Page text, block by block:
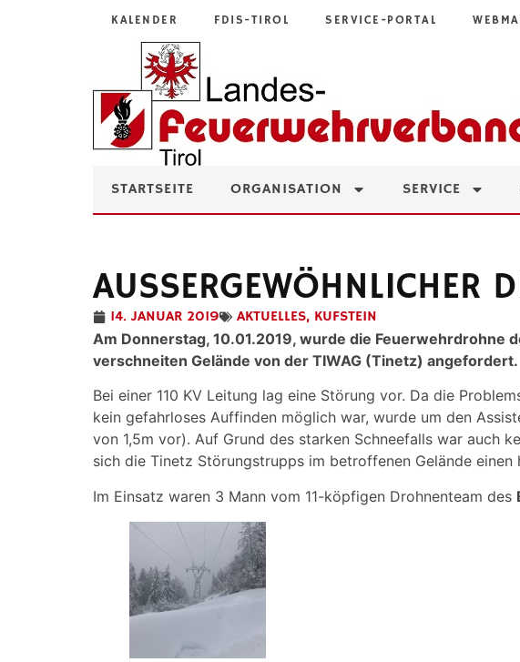
KALENDER FDIS-TIROL SERVICE-PORTAL
STARTSEITE ORGANISATION SERVICE
AUSSERGEWÖHNLICHER
14. JANUAR 2019 AKTUELLES, KUFSTEIN
Am Donnerstag, 10.01.2019, wurde die Feuerwehrdrohne
verschneiten Gelände von der TIWAG (Tinetz) angefordert.
Bei einer 110 KV Leitung lag eine Störung vor. Da die
kein gefahrloses Auffinden möglich war, wurde um den
von 1,5m vor). Auf Grund des starken Schneefalls war auch
sich die Tinetz Störungstrupps im betroffenen Gelände
Im Einsatz waren 3 Mann vom 11-köpfigen Drohnenteam des